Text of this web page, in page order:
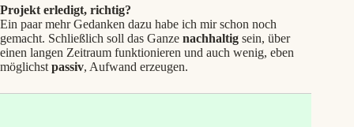
Projekt erledigt, richtig?
Ein paar mehr Gedanken dazu habe ich mir schon noch
gemacht. Schließlich soll das Ganze nachhaltig sein, über
einen langen Zeitraum funktionieren und auch wenig, eben
möglichst passiv, Aufwand erzeugen.